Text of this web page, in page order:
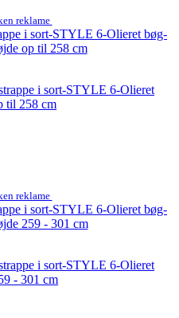
reklame
i sort-STYLE 6-Olieret
til 258 cm
reklame
i sort-STYLE 6-Olieret
- 301 cm